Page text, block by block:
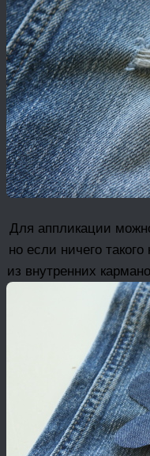
Для аппликации
но если ничего
из внутренних